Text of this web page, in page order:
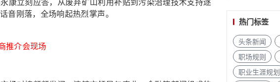
康立刻应答，从废弃矿山利用补贴到污染治理技术支持逐
音刚落，全场响起热烈掌声。
推介会现场
热门标签
头条新闻
职场规则
职业生涯规划